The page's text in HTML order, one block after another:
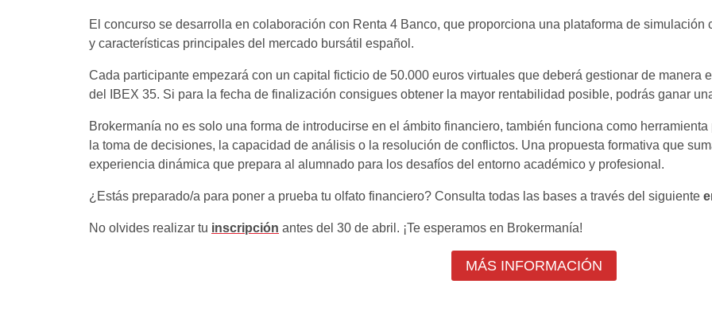
El concurso se desarrolla en colaboración con Renta 4 Banco, que proporciona una plataforma de
y características principales del mercado bursátil español.
Cada participante empezará con un capital ficticio de 50.000 euros virtuales que deberá gestionar de manera
del IBEX 35. Si para la fecha de finalización consigues obtener la mayor rentabilidad posible, podrás ganar
Brokermanía no es solo una forma de introducirse en el ámbito financiero, también funciona como
la toma de decisiones, la capacidad de análisis o la resolución de conflictos. Una propuesta formativa que
experiencia dinámica que prepara al alumnado para los desafíos del entorno académico y profesional.
¿Estás preparado/a para poner a prueba tu olfato financiero? Consulta todas las bases a través del siguiente
No olvides realizar tu inscripción antes del 30 de abril. ¡Te esperamos en Brokermanía!
MÁS INFORMACIÓN